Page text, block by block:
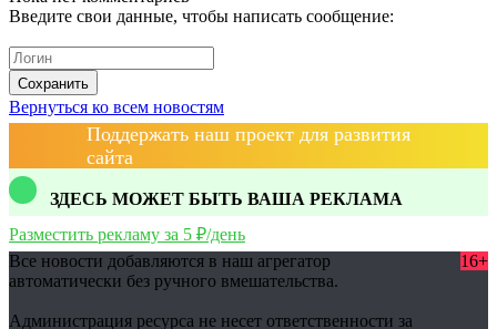
Введите свои данные, чтобы написать сообщение:
Сохранить
Вернуться ко всем новостям
Поддержать наш проект для развития
сайта
ЗДЕСЬ МОЖЕТ БЫТЬ ВАША РЕКЛАМА
Разместить рекламу за 5 ₽/день
Все новости добавляются в наш агрегатор
автоматически без ручного вмешательства.
16+
Администрация ресурса не несет ответственности за